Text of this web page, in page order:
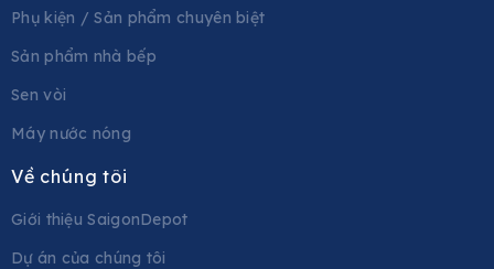
Phụ kiện / Sản phẩm chuyên biệt
Sản phẩm nhà bếp
Sen vòi
Máy nước nóng
Về chúng tôi
Giới thiệu SaigonDepot
Dự án của chúng tôi